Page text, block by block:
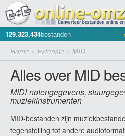
129.323.434bestanden
Home » Extensie » MID
Alles over MID
MIDI-notengegevens,
muziekinstrumenten
MID-bestanden zijn
tegenstelling tot andere